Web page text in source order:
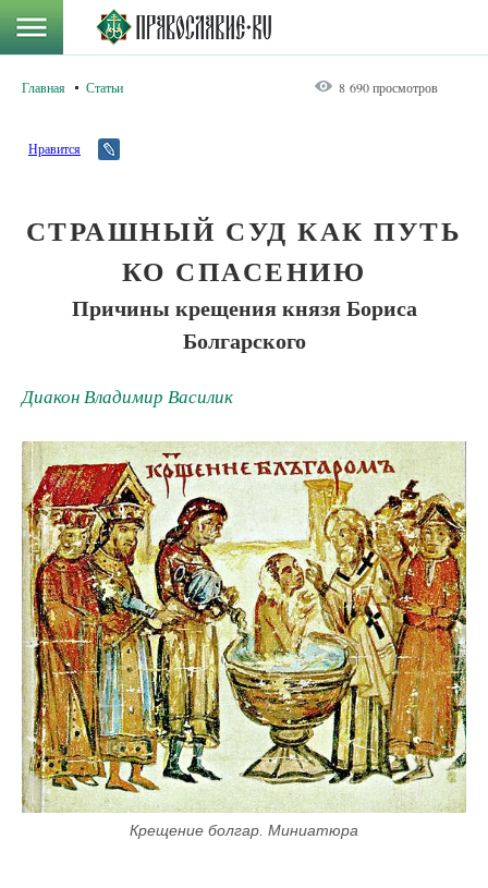
Главная Статьи 8 690 просмотров
Нравится
СТРАШНЫЙ СУД КАК ПУТЬ
КО СПАСЕНИЮ
Причины крещения князя Бориса
Болгарского
Диакон Владимир Василик
Крещение болгар. Миниатюра